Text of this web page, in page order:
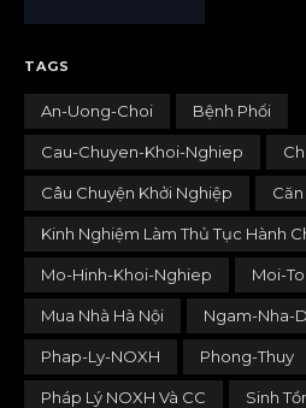
TAGS
An-Uong-Choi Bệnh Phổi
Cau-Chuyen-Khoi-Nghiep
Câu Chuyện Khởi Nghiệp
Kinh Nghiệm Làm Thủ Tục Hành
Mo-Hinh-Khoi-Nghiep Moi-
Mua Nhà Hà Nội Ngam-Nha-
Phap-Ly-NOXH Phong-Thuy
Pháp Lý NOXH Và CC Sinh